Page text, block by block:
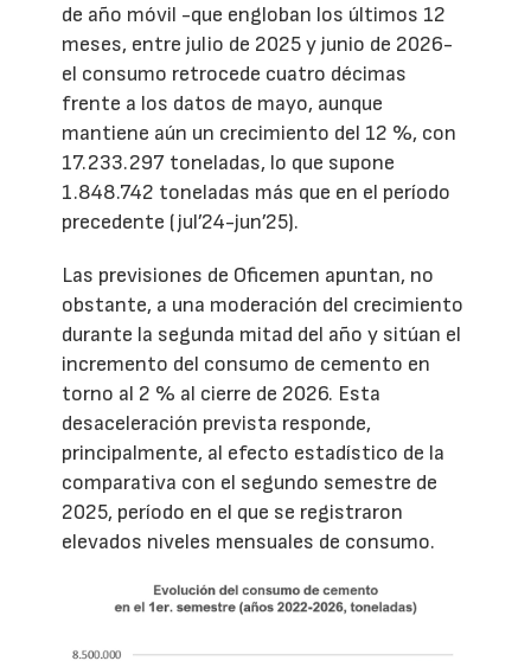
de año móvil -que engloban los últimos 12
meses, entre julio de 2025 y junio de 2026-
el consumo retrocede cuatro décimas
frente a los datos de mayo, aunque
mantiene aún un crecimiento del 12 %, con
17.233.297 toneladas, lo que supone
1.848.742 toneladas más que en el período
precedente (jul’24-jun’25).
Las previsiones de Oficemen apuntan, no
obstante, a una moderación del crecimiento
durante la segunda mitad del año y sitúan el
incremento del consumo de cemento en
torno al 2 % al cierre de 2026. Esta
desaceleración prevista responde,
principalmente, al efecto estadístico de la
comparativa con el segundo semestre de
2025, período en el que se registraron
elevados niveles mensuales de consumo.